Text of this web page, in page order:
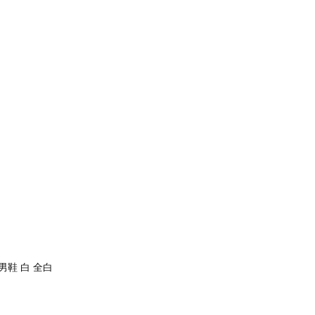
鞋 白 全白